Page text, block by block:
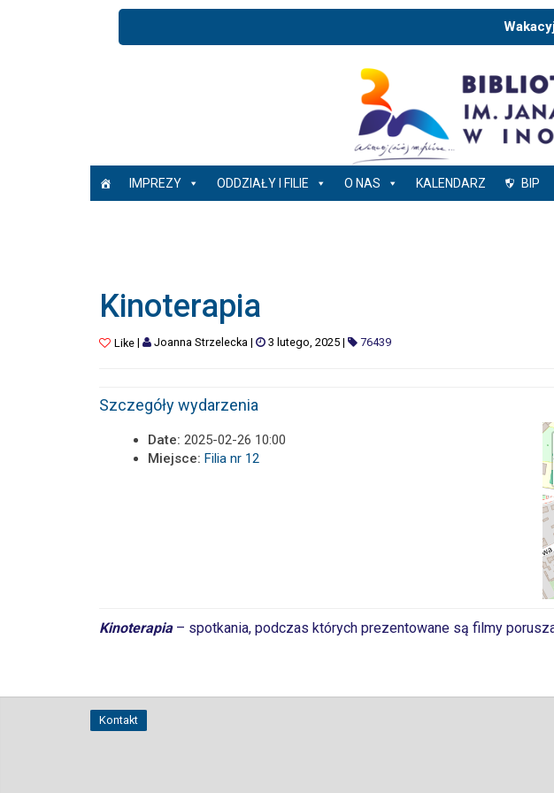
IMPREZY ODDZIAŁY I FILIE O NAS KALENDARZ BIP
Kinoterapia
Like| Joanna Strzelecka| 3 lutego, 2025| 76439
Szczegóły wydarzenia
Date: 2025-02-26 10:00
Miejsce: Filia nr 12
Kinoterapia– spotkania, podczas których prezentowane są filmy
Kontakt